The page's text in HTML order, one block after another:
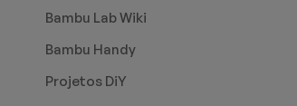
Bambu Lab Wiki
Bambu Handy
Projetos DiY